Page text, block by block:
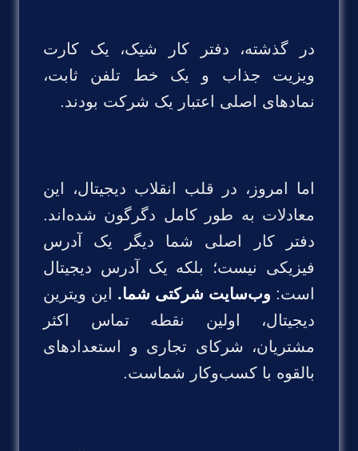
در گذشته، دفتر کار شیک، یک کارت
ویزیت جذاب و یک خط تلفن ثابت،
نمادهای اصلی اعتبار یک شرکت بودند.
اما امروز، در قلب انقلاب دیجیتال، این
معادلات به طور کامل دگرگون شده‌اند.
دفتر کار اصلی شما دیگر یک آدرس
فیزیکی نیست؛ بلکه یک آدرس دیجیتال
است: وب‌سایت شرکتی شما. این ویترین
دیجیتال، اولین نقطه تماس اکثر
مشتریان، شرکای تجاری و استعدادهای
بالقوه با کسب‌وکار شماست.